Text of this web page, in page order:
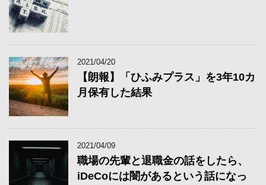
2021/04/20
【朗報】「ひふみプラス」を3年10カ
月保有した結果
2021/04/09
職場の先輩と退職金の話をしたら、
iDeCoには闇があるという話になっ